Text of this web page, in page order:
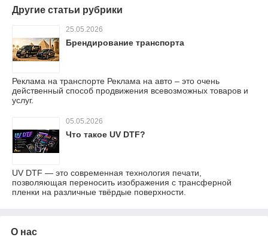
Другие статьи рубрики
25.05.2026
Брендирование транспорта
Реклама на транспорте Реклама на авто – это очень
действенный способ продвижения всевозможных товаров и
услуг.
05.05.2026
Что такое UV DTF?
UV DTF — это современная технология печати,
позволяющая переносить изображения с трансферной
пленки на различные твёрдые поверхности.
О нас